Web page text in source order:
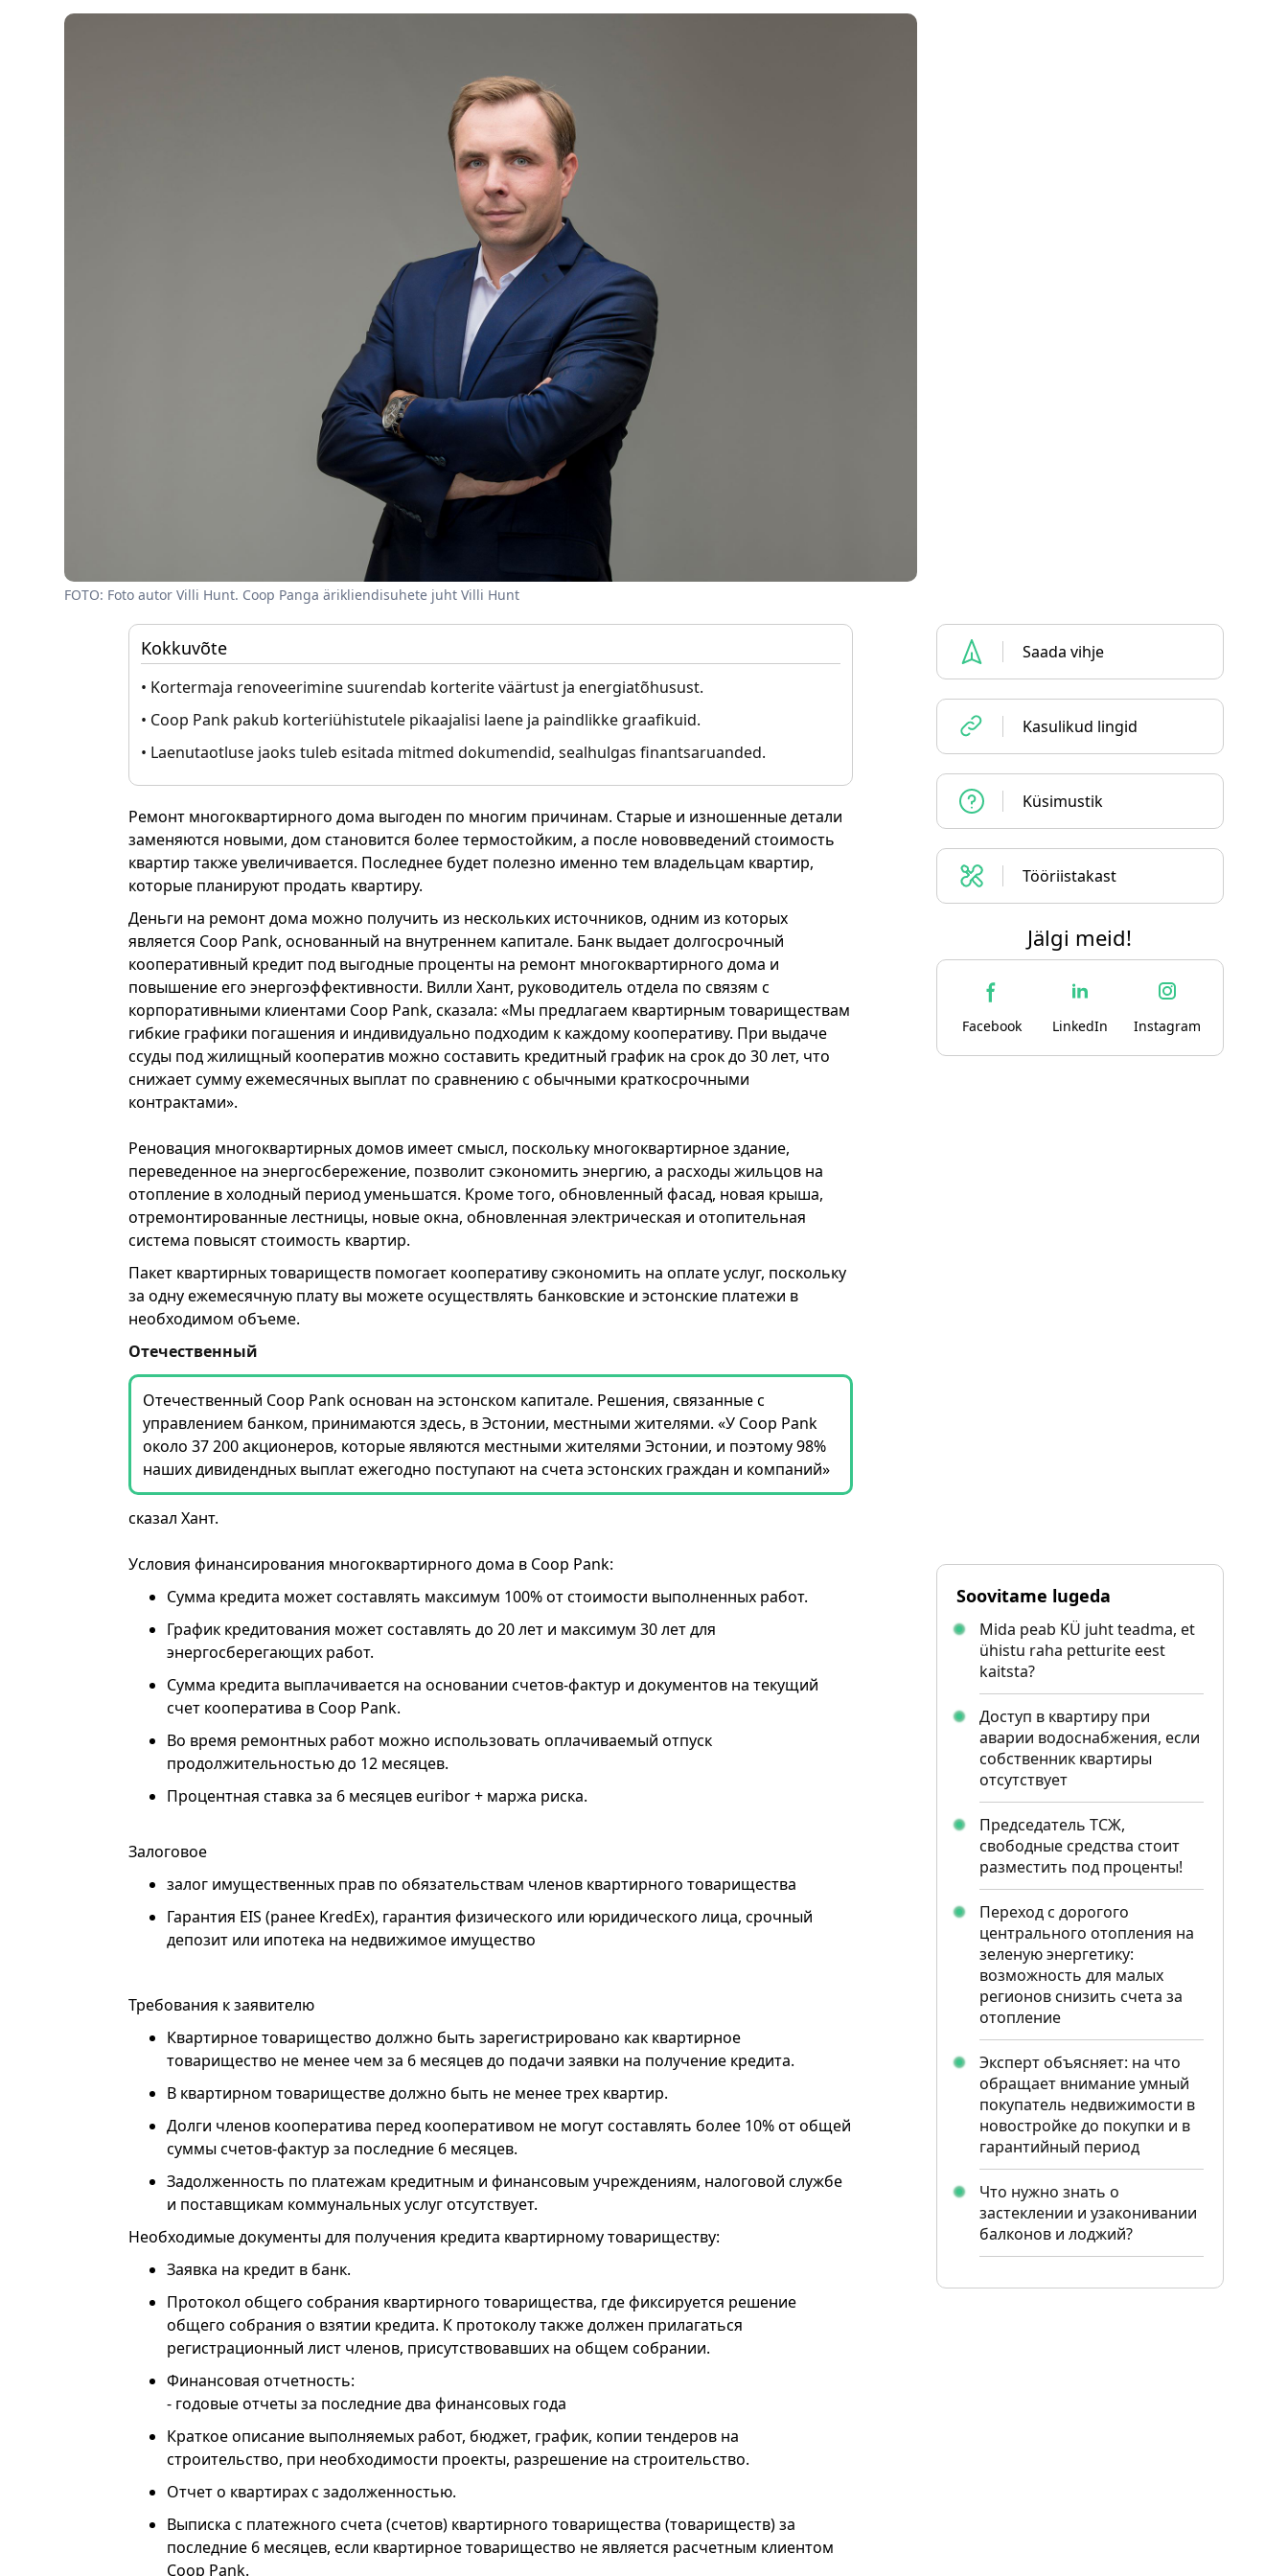
FOTO: Foto autor Villi Hunt. Coop Panga ärikliendisuhete juht Villi Hunt
Kokkuvõte
• Kortermaja renoveerimine suurendab korterite väärtust ja energiatõhusust.
• Coop Pank pakub korteriühistutele pikaajalisi laene ja paindlikke graafikuid.
• Laenutaotluse jaoks tuleb esitada mitmed dokumendid, sealhulgas finantsaruanded.
Ремонт многоквартирного дома выгоден по многим причинам. Старые и изношенные детали
заменяются новыми, дом становится более термостойким, а после нововведений стоимость
квартир также увеличивается. Последнее будет полезно именно тем владельцам квартир,
которые планируют продать квартиру.
Деньги на ремонт дома можно получить из нескольких источников, одним из которых
является Coop Pank, основанный на внутреннем капитале. Банк выдает долгосрочный
кооперативный кредит под выгодные проценты на ремонт многоквартирного дома и
повышение его энергоэффективности. Вилли Хант, руководитель отдела по связям с
корпоративными клиентами Coop Pank, сказала: «Мы предлагаем квартирным товариществам
гибкие графики погашения и индивидуально подходим к каждому кооперативу. При выдаче
ссуды под жилищный кооператив можно составить кредитный график на срок до 30 лет, что
снижает сумму ежемесячных выплат по сравнению с обычными краткосрочными
контрактами».
Реновация многоквартирных домов имеет смысл, поскольку многоквартирное здание,
переведенное на энергосбережение, позволит сэкономить энергию, а расходы жильцов на
отопление в холодный период уменьшатся. Кроме того, обновленный фасад, новая крыша,
отремонтированные лестницы, новые окна, обновленная электрическая и отопительная
система повысят стоимость квартир.
Пакет квартирных товариществ помогает кооперативу сэкономить на оплате услуг, поскольку
за одну ежемесячную плату вы можете осуществлять банковские и эстонские платежи в
необходимом объеме.
Отечественный
Отечественный Coop Pank основан на эстонском капитале. Решения, связанные с
управлением банком, принимаются здесь, в Эстонии, местными жителями. «У Coop Pank
около 37 200 акционеров, которые являются местными жителями Эстонии, и поэтому 98%
наших дивидендных выплат ежегодно поступают на счета эстонских граждан и компаний»
сказал Хант.
Условия финансирования многоквартирного дома в Coop Pank:
Сумма кредита может составлять максимум 100% от стоимости выполненных работ.
График кредитования может составлять до 20 лет и максимум 30 лет для
энергосберегающих работ.
Сумма кредита выплачивается на основании счетов-фактур и документов на текущий
счет кооператива в Coop Pank.
Во время ремонтных работ можно использовать оплачиваемый отпуск
продолжительностью до 12 месяцев.
Процентная ставка за 6 месяцев euribor + маржа риска.
Залоговое
залог имущественных прав по обязательствам членов квартирного товарищества
Гарантия EIS (ранее KredEx), гарантия физического или юридического лица, срочный
депозит или ипотека на недвижимое имущество
Требования к заявителю
Квартирное товарищество должно быть зарегистрировано как квартирное
товарищество не менее чем за 6 месяцев до подачи заявки на получение кредита.
В квартирном товариществе должно быть не менее трех квартир.
Долги членов кооператива перед кооперативом не могут составлять более 10% от общей
суммы счетов-фактур за последние 6 месяцев.
Задолженность по платежам кредитным и финансовым учреждениям, налоговой службе
и поставщикам коммунальных услуг отсутствует.
Необходимые документы для получения кредита квартирному товариществу:
Заявка на кредит в банк.
Протокол общего собрания квартирного товарищества, где фиксируется решение
общего собрания о взятии кредита. К протоколу также должен прилагаться
регистрационный лист членов, присутствовавших на общем собрании.
Финансовая отчетность:
- годовые отчеты за последние два финансовых года
Краткое описание выполняемых работ, бюджет, график, копии тендеров на
строительство, при необходимости проекты, разрешение на строительство.
Отчет о квартирах с задолженностью.
Выписка с платежного счета (счетов) квартирного товарищества (товариществ) за
последние 6 месяцев, если квартирное товарищество не является расчетным клиентом
Coop Pank.
Saada vihje
Kasulikud lingid
Küsimustik
Tööriistakast
Jälgi meid!
Facebook LinkedIn Instagram
Soovitame lugeda
Mida peab KÜ juht teadma, et
ühistu raha petturite eest
kaitsta?
Доступ в квартиру при
аварии водоснабжения, если
собственник квартиры
отсутствует
Председатель ТСЖ,
свободные средства стоит
разместить под проценты!
Переход с дорогого
центрального отопления на
зеленую энергетику:
возможность для малых
регионов снизить счета за
отопление
Эксперт объясняет: на что
обращает внимание умный
покупатель недвижимости в
новостройке до покупки и в
гарантийный период
Что нужно знать о
застеклении и узаконивании
балконов и лоджий?